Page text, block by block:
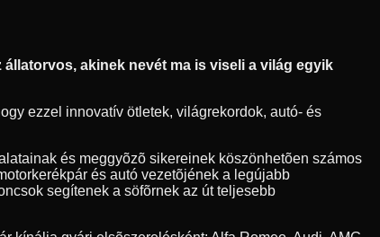
akinek nevét ma is viseli a világ egyik
ezzel innovatív ötletek, világrekordok, autó- és
és meggyõzõ sikereinek köszönhetõen számos
és autó vezetõjének a legújabb
segítenek a söfõrnek az út teljesebb